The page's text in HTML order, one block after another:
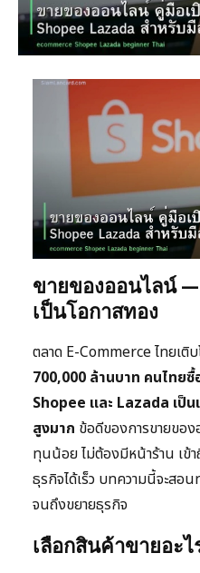
ขายของออนไลน์
เป็นโอกาสทอง
ตลาด E-Commerce ไทยเติ
700,000 ล้านบาท คนไทย
Shopee และ Lazada เ
สูงมาก ข้อดีของการขายขอ
ทุนน้อย ไม่ต้องมีหน้าร้าน เข้
ธุรกิจได้เร็ว บทความนี้จะส
จนถึงขยายธุรกิจ
เลือกสินค้าขายอะไ